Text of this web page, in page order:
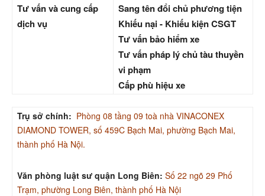
Tư vấn và cung cấp
dịch vụ
Sang tên đổi chủ phương tiện
Khiếu nại - Khiếu kiện CSGT
Tư vấn bảo hiểm xe
Tư vấn pháp lý chủ tàu thuyền
vi phạm
Cấp phù hiệu xe
Trụ sở chính: Phòng 08 tầng 09 toà nhà VINACONEX
DIAMOND TOWER, số 459C Bạch Mai, phường Bạch Mai,
thành phố Hà Nội.
Văn phòng luật sư quận Long Biên: Số 22 ngõ 29 Phố
Trạm, phường Long Biên, thành phố Hà Nội